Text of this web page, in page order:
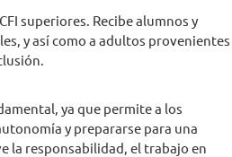
superiores. Recibe alumnos y
y así como a adultos provenientes
ya que permite a los
y prepararse para una
la responsabilidad, el trabajo en